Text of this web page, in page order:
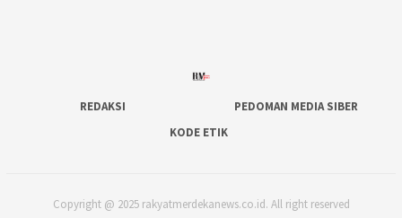
REDAKSI
PEDOMAN MEDIA SIBER
KODE ETIK
Copyright @ 2025 rakyatmerdekanews.co.id. All right reserved